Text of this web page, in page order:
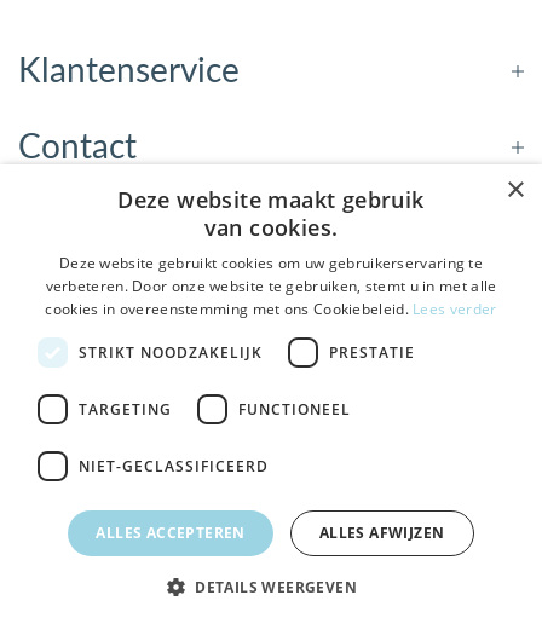
Klantenservice
Contact
Openingstijden
Nieuwsbrief
Bezoek de winkel in Sneek, Bolswarderbaan 3C
Gratis verzendingvanaf € 75
×
Deze website maakt gebruik
van cookies.
Deze website gebruikt cookies om uw gebruikerservaring te
verbeteren. Door onze website te gebruiken, stemt u in met alle
cookies in overeenstemming met ons Cookiebeleid. Lees verder
STRIKT NOODZAKELIJK PRESTATIE
TARGETING FUNCTIONEEL
NIET-GECLASSIFICEERD
ALLES ACCEPTEREN ALLES AFWIJZEN
DETAILS WEERGEVEN
Ja leuk! Schrijf me in